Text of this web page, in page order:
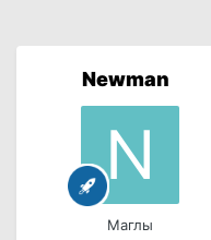
Newman
Маглы